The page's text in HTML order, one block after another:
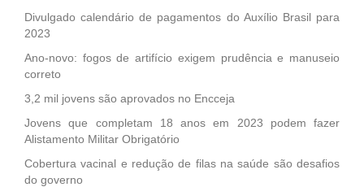
Divulgado calendário de pagamentos do Auxílio Brasil para
2023
Ano-novo: fogos de artifício exigem prudência e manuseio
correto
3,2 mil jovens são aprovados no Encceja
Jovens que completam 18 anos em 2023 podem fazer
Alistamento Militar Obrigatório
Cobertura vacinal e redução de filas na saúde são desafios
do governo